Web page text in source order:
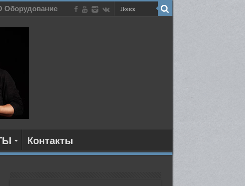
Контакты